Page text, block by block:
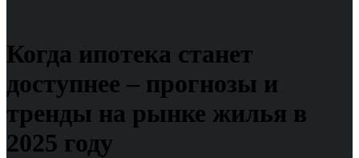
Когда ипотека станет
доступнее – прогнозы и
тренды на рынке жилья в
2025 году